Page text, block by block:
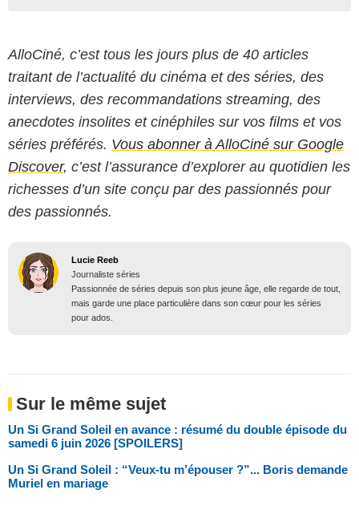
AlloCiné, c’est tous les jours plus de 40 articles
traitant de l’actualité du cinéma et des séries, des
interviews, des recommandations streaming, des
anecdotes insolites et cinéphiles sur vos films et vos
séries préférés. Vous abonner à AlloCiné sur Google
Discover, c’est l’assurance d’explorer au quotidien les
richesses d’un site conçu par des passionnés pour
des passionnés.
Lucie Reeb
Journaliste séries
Passionnée de séries depuis son plus jeune âge, elle regarde de tout,
mais garde une place particulière dans son cœur pour les séries
pour ados.
Sur le même sujet
Un Si Grand Soleil en avance : résumé du double épisode du
samedi 6 juin 2026 [SPOILERS]
Un Si Grand Soleil : “Veux-tu m’épouser ?”... Boris demande
Muriel en mariage